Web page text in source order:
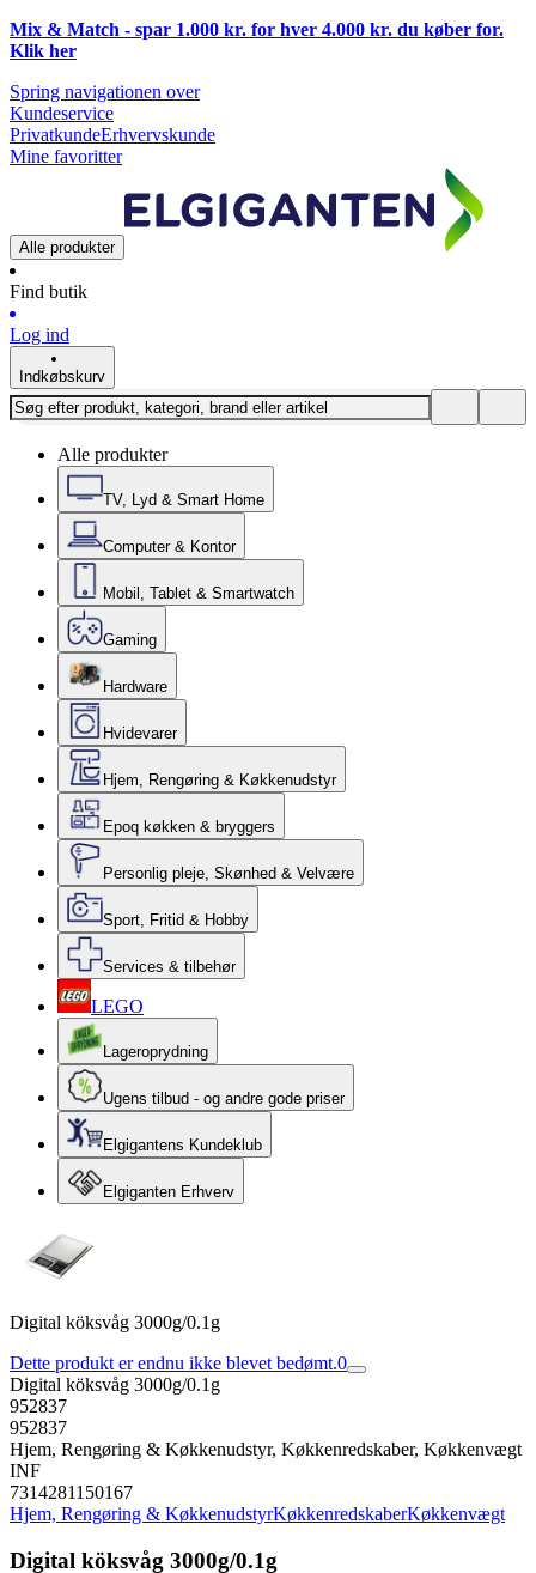
Mix & Match - spar 1.000 kr. for hver 4.000 kr. du køber for.
Klik her
Spring navigationen over
Kundeservice
PrivatkundeErhvervskunde
Mine favoritter
Alle produkter
Find butik
Log ind
Indkøbskurv
Alle produkter
TV, Lyd & Smart Home
Computer & Kontor
Mobil, Tablet & Smartwatch
Gaming
Hardware
Hvidevarer
Hjem, Rengøring & Køkkenudstyr
Epoq køkken & bryggers
Personlig pleje, Skønhed & Velvære
Sport, Fritid & Hobby
Services & tilbehør
LEGO
Lageroprydning
Ugens tilbud - og andre gode priser
Elgigantens Kundeklub
Elgiganten Erhverv
Digital köksvåg 3000g/0.1g
Dette produkt er endnu ikke blevet bedømt.0
Digital köksvåg 3000g/0.1g
952837
952837
Hjem, Rengøring & Køkkenudstyr, Køkkenredskaber, Køkkenvægt
INF
7314281150167
Hjem, Rengøring & KøkkenudstyrKøkkenredskaberKøkkenvægt
Digital köksvåg 3000g/0.1g